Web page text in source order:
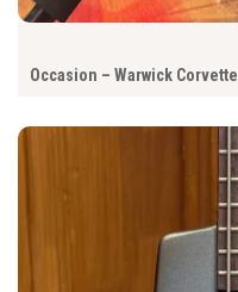
Occasion – Warwick